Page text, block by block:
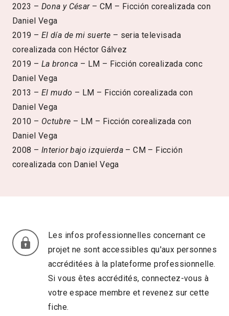
2023 – Dona y César– CM – Ficción corealizada con
Daniel Vega
2019 – El día de mi suerte – seria televisada
corealizada con Héctor Gálvez
2019 – La bronca – LM – Ficción corealizada conc
Daniel Vega
2013 – El mudo – LM – Ficción corealizada con
Daniel Vega
2010 – Octubre – LM – Ficción corealizada con
Daniel Vega
2008 – Interior bajo izquierda – CM – Ficción
corealizada con Daniel Vega
Les infos professionnelles concernant ce
projet ne sont accessibles qu'aux personnes
accréditées à la plateforme professionnelle.
Si vous êtes accrédités, connectez-vous à
votre espace membre et revenez sur cette
fiche.